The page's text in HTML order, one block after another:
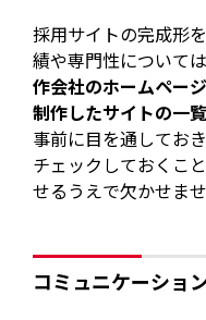
採用サイトの完成形
績や専門性について
作会社のホームペー
制作したサイトの一
事前に目を通してお
チェックしておくこ
せるうえで欠かせませ
コミュニケーショ